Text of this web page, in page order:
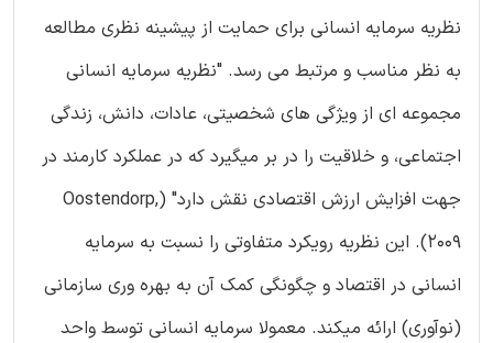
نظریه سرمایه انسانی برای حمایت از پیشینه نظری مطالعه
به نظر مناسب و مرتبط می رسد. "نظریه سرمایه انسانی
مجموعه ای از ویژگی های شخصیتی، عادات، دانش، زندگی
اجتماعی، و خلاقیت را در بر میگیرد که در عملکرد کارمند در
جهت افزایش ارزش اقتصادی نقش دارد" (Oostendorp,
2009). این نظریه رویکرد متفاوتی را نسبت به سرمایه
انسانی در اقتصاد و چگونگی کمک آن به بهره وری سازمانی
(نوآوری) ارائه میکند. معمولا سرمایه انسانی توسط واحد